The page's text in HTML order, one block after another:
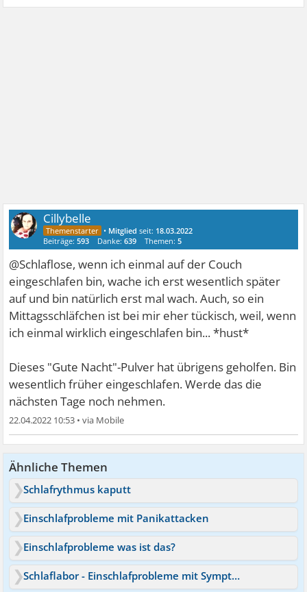
Cillybelle
• Mitglied seit: 18.03.2022
Beiträge:593 Danke:639 Themen:5
@Schlaflose, wenn ich einmal auf der Couch
eingeschlafen bin, wache ich erst wesentlich später
auf und bin natürlich erst mal wach. Auch, so ein
Mittagsschläfchen ist bei mir eher tückisch, weil, wenn
ich einmal wirklich eingeschlafen bin... *hust*
Dieses "Gute Nacht"-Pulver hat übrigens geholfen. Bin
wesentlich früher eingeschlafen. Werde das die
nächsten Tage noch nehmen.
22.04.2022 10:53 •
Ähnliche Themen
Schlafrythmus kaputt
Einschlafprobleme mit Panikattacken
Einschlafprobleme was ist das?
Schlaflabor - Einschlafprobleme mit Symptomen